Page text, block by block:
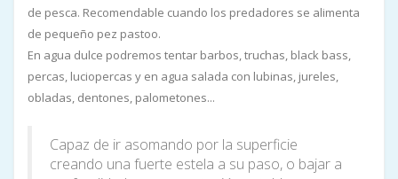
de pesca. Recomendable cuando los predadores se alimenta
de pequeño pez pastoo.
En agua dulce podremos tentar barbos, truchas, black bass,
percas, luciopercas y en agua salada con lubinas, jureles,
obladas, dentones, palometones...
Capaz de ir asomando por la superficie
creando una fuerte estela a su paso, o bajar a